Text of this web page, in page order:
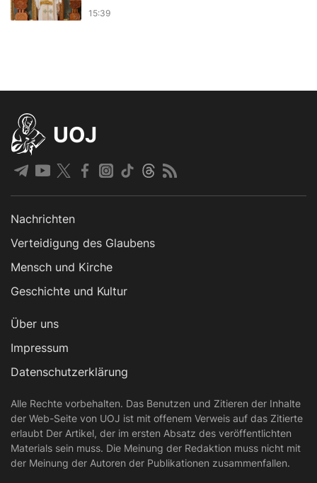
15:39
UOJ
Nachrichten
Verteidigung des Glaubens
Mensch und Kirche
Geschichte und Kultur
Über uns
Impressum
Datenschutzerklärung
Alle Rechte vorbehalten. Das Benutzen und Zitieren der Inhalte
der Web-Seite von UOJ ist mit offenem Verweis auf das Zitierte
erlaubt Der Artikel, der im ersten Absatz des veröffentlichten
Materials sein muss. Die Meinung der Redaktion muss nicht mit
der Meinung der Autoren der Publikationen zusammenfallen.